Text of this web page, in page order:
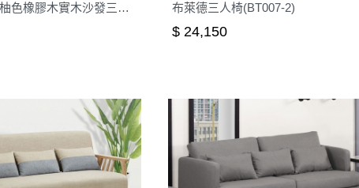
CJ5936 淺柚色橡膠木實木沙發三人位 布萊德三人椅(BT007-2)
$ 24,150